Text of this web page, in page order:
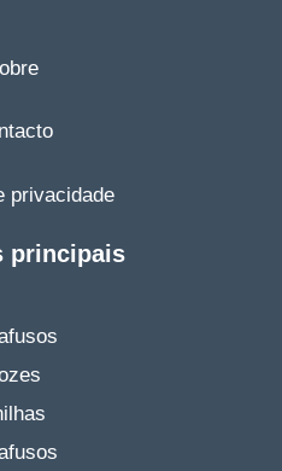
privacidade
principais